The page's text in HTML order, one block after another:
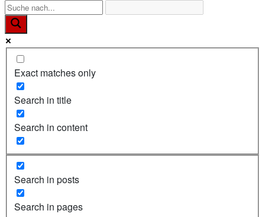
Exact matches only
Search in title
Search in content
Search in posts
Search in pages